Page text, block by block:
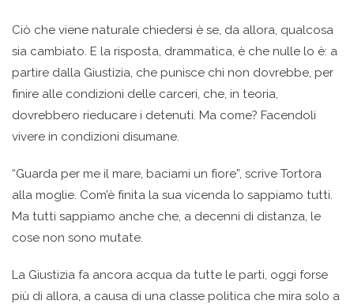
Ciò che viene naturale chiedersi è se, da allora, qualcosa
sia cambiato. E la risposta, drammatica, è che nulle lo è: a
partire dalla Giustizia, che punisce chi non dovrebbe, per
finire alle condizioni delle carceri, che, in teoria,
dovrebbero rieducare i detenuti. Ma come? Facendoli
vivere in condizioni disumane.
“Guarda per me il mare, baciami un fiore”, scrive Tortora
alla moglie. Com’è finita la sua vicenda lo sappiamo tutti.
Ma tutti sappiamo anche che, a decenni di distanza, le
cose non sono mutate.
La Giustizia fa ancora acqua da tutte le parti, oggi forse
più di allora, a causa di una classe politica che mira solo a